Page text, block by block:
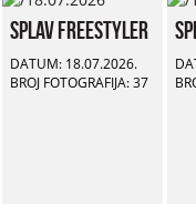
Splav Freestyler
DATUM: 18.07.2026.
BROJ FOTOGRAFIJA: 37